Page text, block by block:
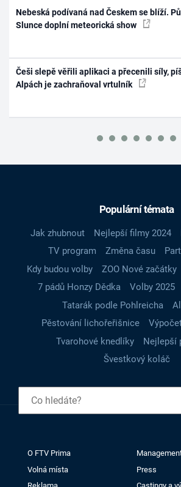
Nebeská podívaná nad Českem se blíží.
Slunce doplní meteorická show
Češi slepě věřili aplikaci a přecenili síly,
Alpách je zachraňoval vrtulník
Populární témata
Jak zhubnout Nejlepší filmy 2024
TV program
Změna času
Kdy budou volby
ZOO Nové začátky
7 pádů Honzy Dědka
Volby 2025
Tatarák podle Pohlreicha
Pěstování lichořeřišnice
Tvarohové knedlíky
Nejlepší
Švestkový koláč
O FTV Prima
Volná místa
Press